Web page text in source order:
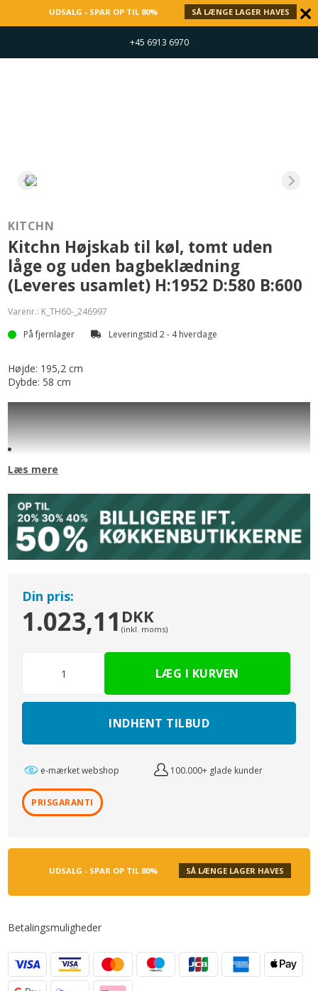
UDSALG - SPAR OP TIL 80% SÅ LÆNGE LAGER HAVES
+45 6913 6970
KITCHN
Kitchn Højskab til køl, tomt uden
låge og uden bagbeklædning
(Leveres usamlet) H:1952 D:580 B:600
Varenr.: K_TH60-_246997
På fjernlager
Leveringstid 2 - 4 hverdage
Højde: 195,2 cm
Dybde: 58 cm
Højskab til køleskab eller fryser
H: 195,2 cm D: 58 cm B: 60 cm
Leveres tomt, uden låge og bagbeklædning
Dybde: 580 mm / 58 cm
Hvidt skab med fuld kantning
Skabet lagerføres
Dansk kvalitet - produceret i Aulum
Læs mere
Din pris:
1.023,11DKK
(inkl. moms)
INDHENT TILBUD
e-mærket webshop 100.000+ glade kunder
PRISGARANTI
UDSALG - SPAR OP TIL 80% SÅ LÆNGE LAGER HAVES
Betalingsmuligheder